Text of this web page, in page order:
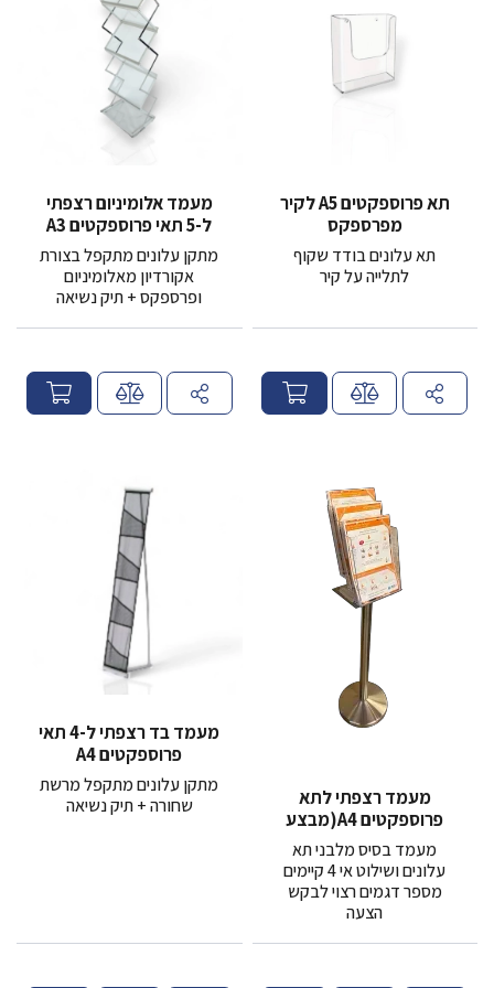
תא פרוספקטים A5 לקיר
מפרספקס
תא עלונים בודד שקוף
לתלייה על קיר
ח
י
מעמד אלומיניום רצפתי
ל-5 תאי פרוספקטים A3
מתקן עלונים מתקפל בצורת
אקורדיון מאלומיניום
ופרספקס + תיק נשיאה
ח
י
מעמד רצפתי לתא
פרוספקטים A4(מבצע
מיוחד)
מעמד בסיס מלבני תא
עלונים ושילוט אי 4 קיימים
מספר דגמים רצוי לבקש
הצעה
מעמד בד רצפתי ל-4 תאי
פרוספקטים A4
מתקן עלונים מתקפל מרשת
שחורה + תיק נשיאה